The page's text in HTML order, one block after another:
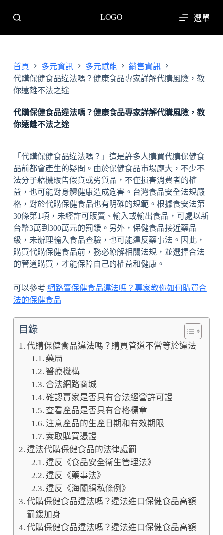
至
主
容
LOGO 選單
首頁 多元資訊 多元賦能
銷售資訊
代購保健食品違法嗎？健康食品專家詳解代購風險，教
你遠離不法之途
代購保健食品違法嗎？健康食品專家詳解代購風險，教
你遠離不法之途
「代購保健食品違法嗎？」這是許多人購買代購保健食
品前都會產生的疑問。由於保健食品市場龐大，不少不
法分子藉機販售假貨或劣質品，不僅損害消費者的權
益，也可能對身體健康造成危害。台灣食品安全法規嚴
格，對於代購保健食品也有明確的規範。根據食安法第
30條第1項，未經許可販賣、輸入或輸出食品，可處以新
台幣3萬到300萬元的罰鍰。另外，保健食品接近藥品
級，未辦理輸入食品查驗，也可能違反藥事法。因此，
購買代購保健食品前，務必瞭解相關法規，並選擇合法
的管道購買，才能保障自己的權益和健康。
可以參考 網路賣保健食品違法嗎？專家教你如何購買合
法的保健食品
目錄
代購保健食品違法嗎？購買管道不當等於違法
藥局
醫療機構
合法網路商城
確認賣家是否具有合法經營許可證
查看產品是否具有合格標章
注意產品的生產日期和有效期限
索取購買憑證
違法代購保健食品的法律處罰
違反《食品安全衛生管理法》
違反《藥事法》
違反《海關緝私條例》
代購保健食品違法嗎？違法進口保健食品高額
罰鍰加身
代購保健食品違法嗎？違法進口保健食品高額